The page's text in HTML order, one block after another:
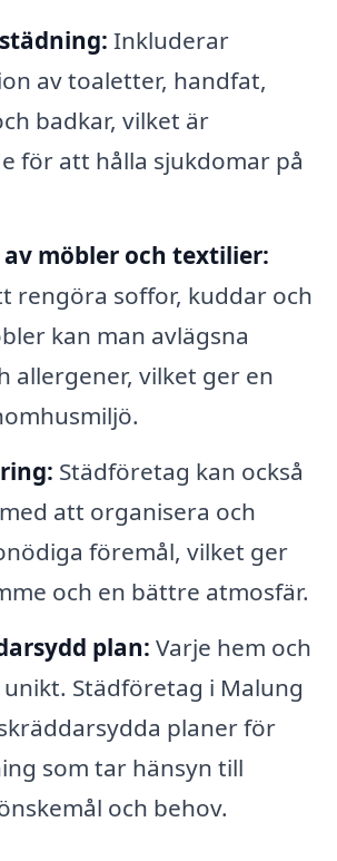
Inkluderar
av toaletter, handfat,
badkar, vilket är
för att hålla sjukdomar på
möbler och textilier:
rengöra soffor, kuddar och
kan man avlägsna
allergener, vilket ger en
Städföretag kan också
att organisera och
föremål, vilket ger
och en bättre atmosfär.
plan: Varje hem och
Städföretag i Malung
planer för
som tar hänsyn till
och behov.